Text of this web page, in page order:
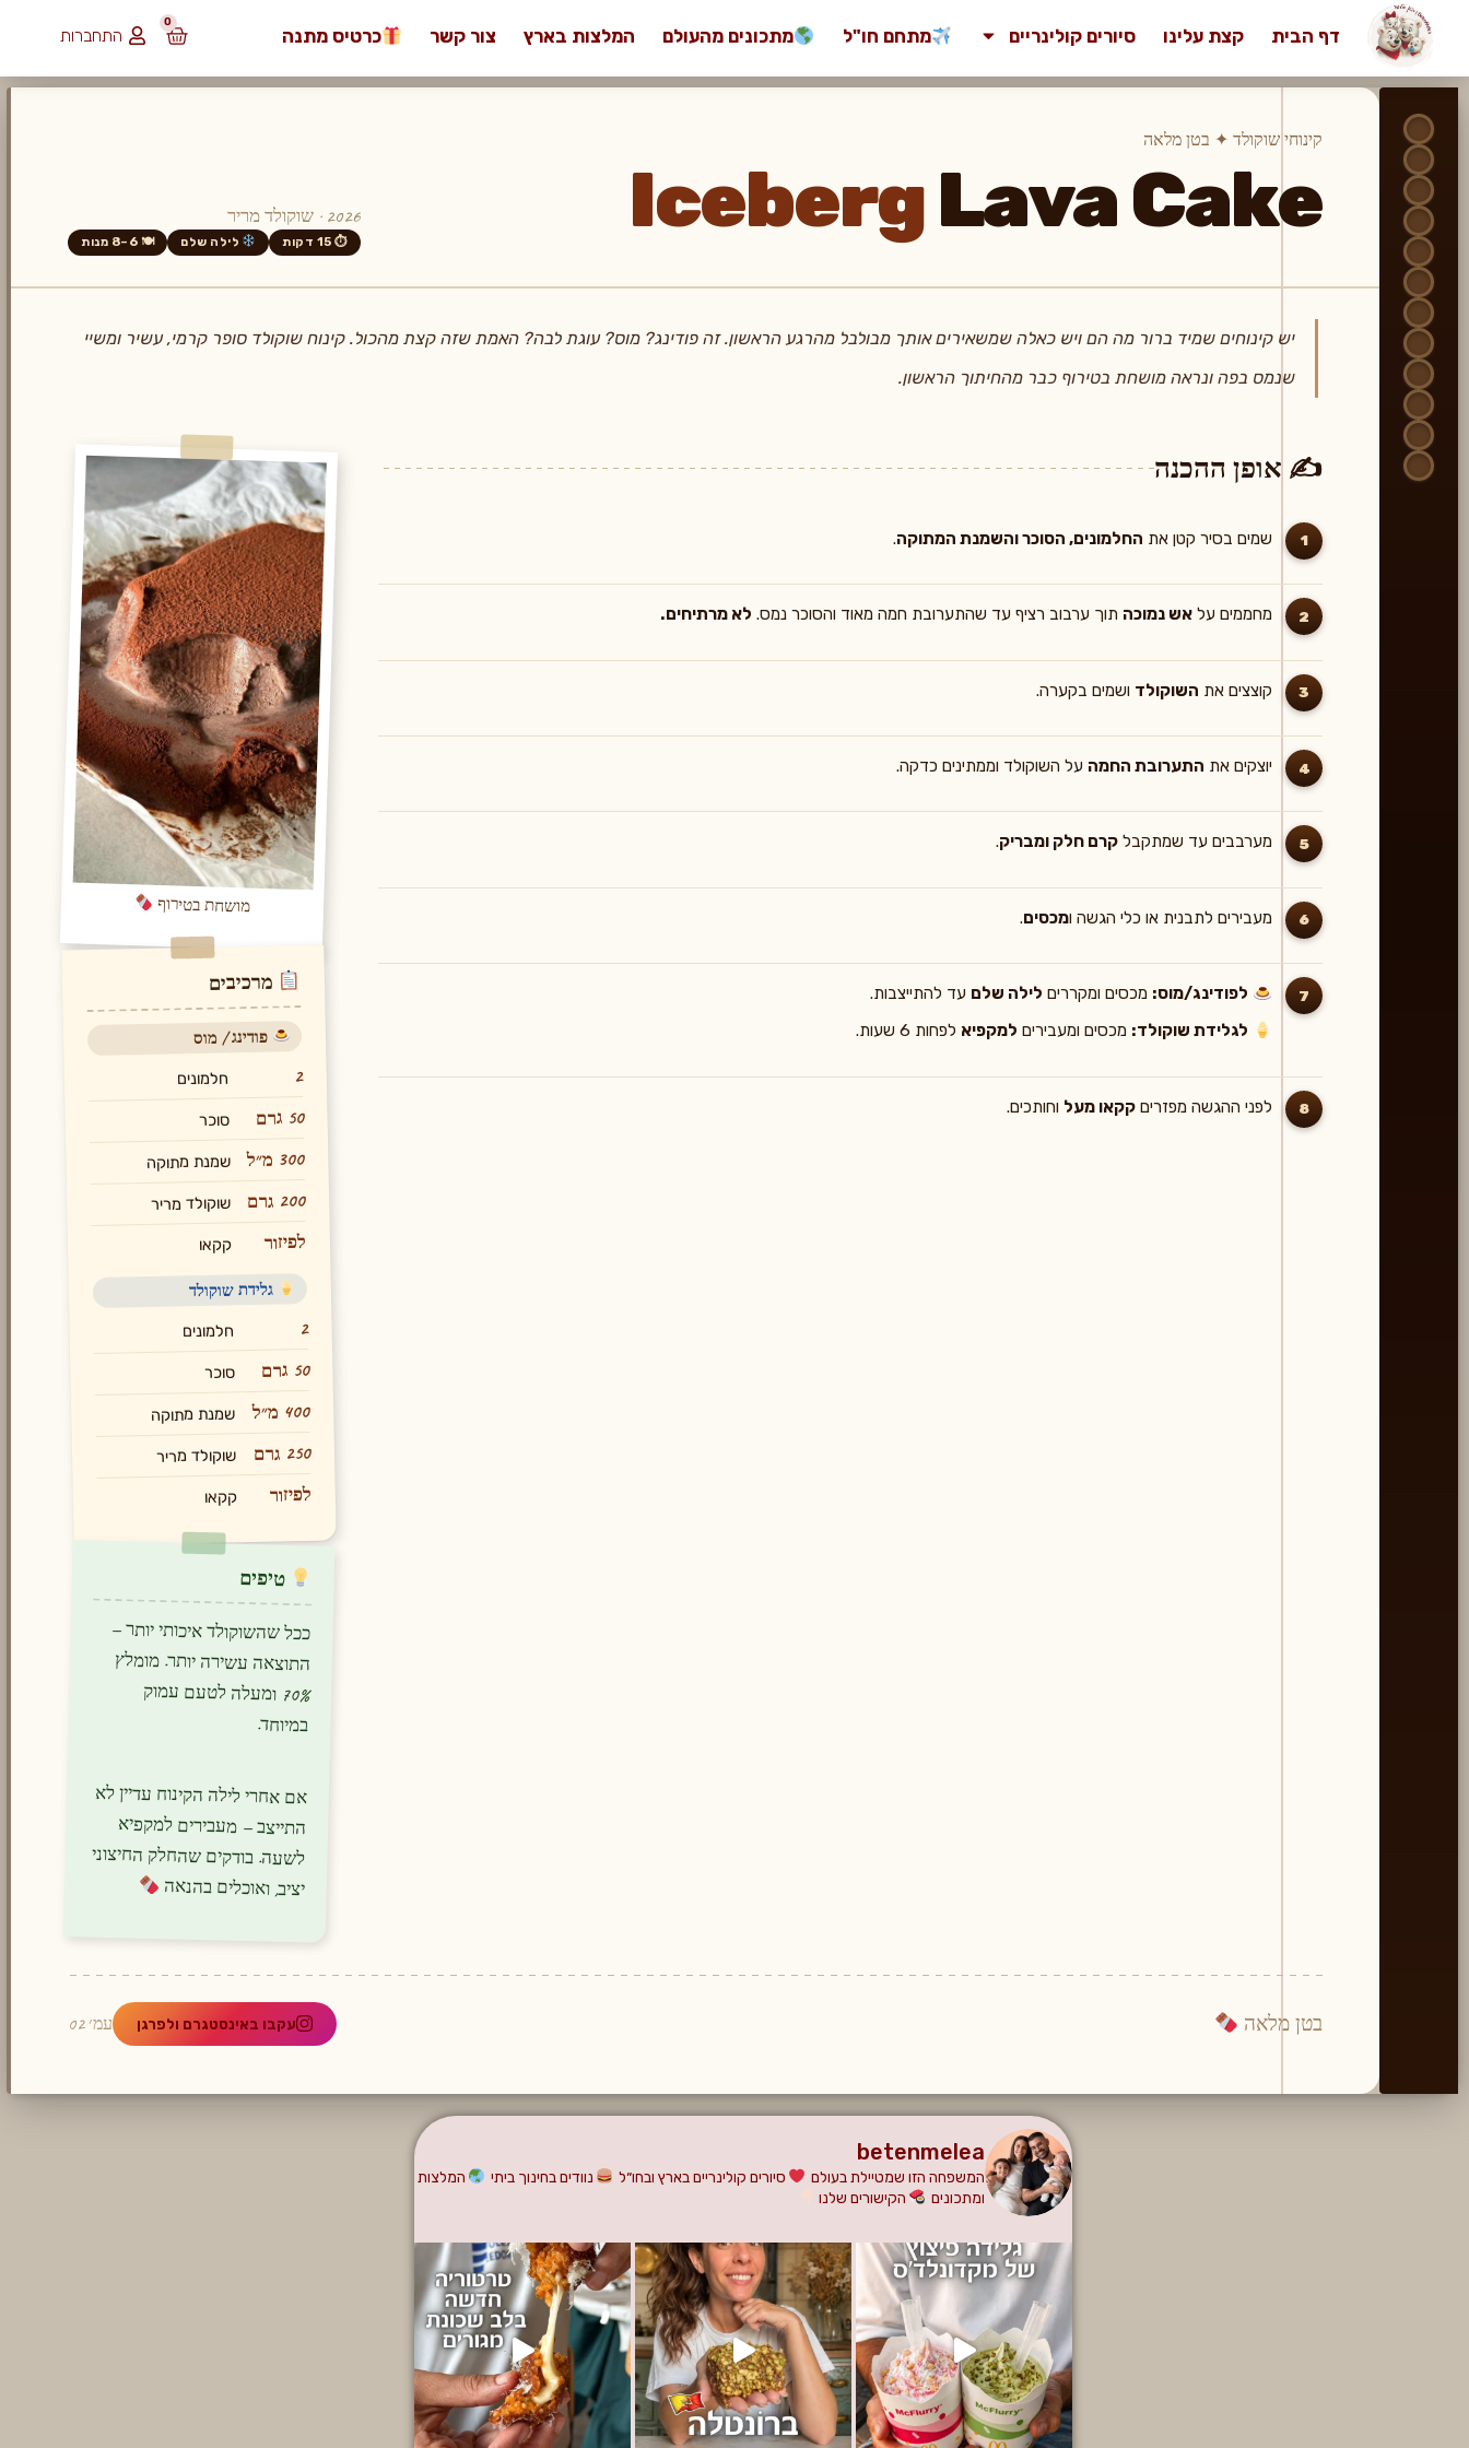
דף הבית קצת עלינו סיורים קולינריים מתחם חו"ל מתכונים מהעולם המלצות בארץ צור קשר כרטיס מתנה ₪
0
התחברות
קינוחי שוקולד ✦ בטן מלאה
IcebergLava Cake 2026 · שוקולד מריר
⏱ 15 דקות לילה שלם 🍽 6–8 מנות
יש קינוחים שמיד ברור מה הם ויש כאלה שמשאירים אותך מבולבל מהרגע הראשון. זה פודינג? מוס? עוגת לבה? האמת שזה קצת מהכול. קינוח שוקולד סופר קרמי, עשיר ומשיי
שנמס בפה ונראה מושחת בטירוף כבר מהחיתוך הראשון.
✍️ אופן ההכנה
1 שמים בסיר קטן את החלמונים, הסוכר והשמנת המתוקה.
2 מחממים על אש נמוכה תוך ערבוב רציף עד שהתערובת חמה מאוד והסוכר נמס. לא מרתיחים.
3 קוצצים את השוקולד ושמים בקערה.
4 יוצקים את התערובת החמה על השוקולד וממתינים כדקה.
5 מערבבים עד שמתקבל קרם חלק ומבריק.
6 מעבירים לתבנית או כלי הגשה ומכסים.
7 לפודינג/מוס: מכסים ומקררים לילה שלם עד להתייצבות.
לגלידת שוקולד: מכסים ומעבירים למקפיא לפחות 6 שעות.
8 לפני ההגשה מפזרים קקאו מעל וחותכים.
מושחת בטירוף
מרכיבים
פודינג / מוס
2 חלמונים
50 גרם סוכר
300 מ״ל שמנת מתוקה
200 גרם שוקולד מריר
לפיזור קקאו
גלידת שוקולד
2 חלמונים
50 גרם סוכר
400 מ״ל שמנת מתוקה
250 גרם שוקולד מריר
לפיזור קקאו
טיפים
ככל שהשוקולד איכותי יותר —
התוצאה עשירה יותר. מומלץ
70% ומעלה לטעם עמוק
במיוחד.
אם אחרי לילה הקינוח עדיין לא
התייצב — מעבירים למקפיא
לשעה. בודקים שהחלק החיצוני
יציב, ואוכלים בהנאה
בטן מלאה עקבו באינסטגרם ולפרגן עמ׳ 02
betenmelea
המשפחה הזו שמטיילת בעולם סיורים קולינריים בארץ ובחו״ל נוודים בחינוך ביתי
המלצות
ומתכונים
הקישורים שלנו
אתם ידעתם א
איך יכול להיות שקינוח כל כך מפורסם לא השאיר אחריוהיינו בהלם שגילינו טרטוריה בלב שכונת מגורים שקטה!